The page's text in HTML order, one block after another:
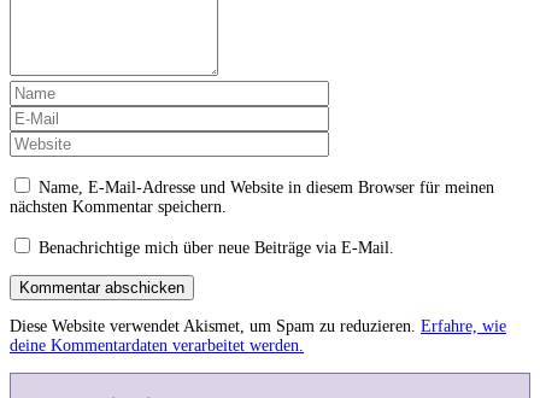
Name, E-Mail-Adresse und Website in diesem Browser für meinen
nächsten Kommentar speichern.
Benachrichtige mich über neue Beiträge via E-Mail.
Kommentar abschicken
Diese Website verwendet Akismet, um Spam zu reduzieren. Erfahre, wie
deine Kommentardaten verarbeitet werden.